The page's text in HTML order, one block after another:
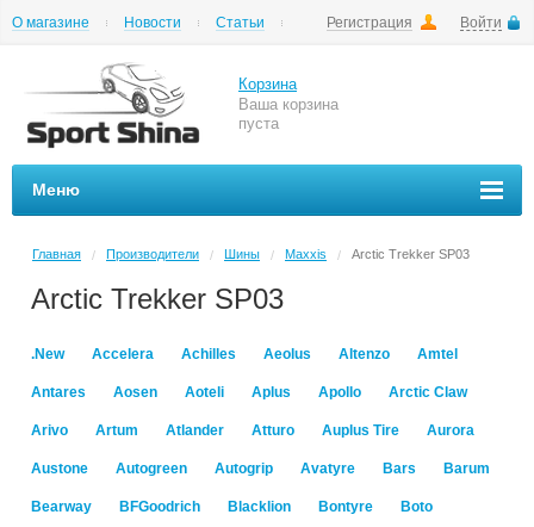
Регистрация Войти
О магазине Новости
Статьи
Корзина
Ваша корзина
пуста
Меню
Главная / Производители / Шины / Maxxis / Arctic Trekker SP03
Arctic Trekker SP03
.New Accelera Achilles Aeolus Altenzo Amtel
Antares Aosen Aoteli Aplus Apollo Arctic Claw
Arivo Artum Atlander Atturo Auplus Tire Aurora
Austone Autogreen Autogrip Avatyre Bars Barum
Bearway BFGoodrich Blacklion Bontyre Boto